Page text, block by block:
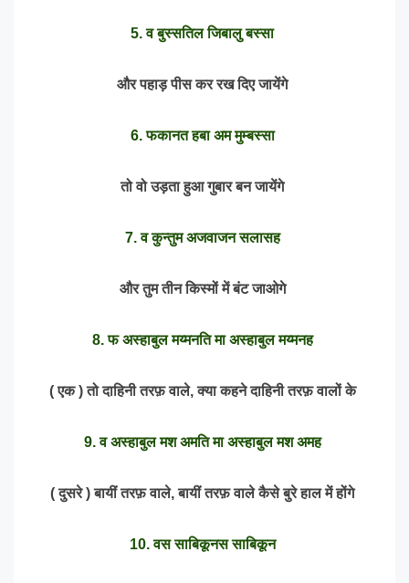
5. व बुस्सतिल जिबालु बस्सा
और पहाड़ पीस कर रख दिए जायेंगे
6. फकानत हबा अम मुम्बस्सा
तो वो उड़ता हुआ गुबार बन जायेंगे
7. व कुन्तुम अजवाजन सलासह
और तुम तीन किस्मों में बंट जाओगे
8. फ अस्हाबुल मय्मनति मा अस्हाबुल मय्मनह
( एक ) तो दाहिनी तरफ़ वाले, क्या कहने दाहिनी तरफ़ वालों के
9. व अस्हाबुल मश अमति मा अस्हाबुल मश अमह
( दुसरे ) बायीं तरफ़ वाले, बायीं तरफ़ वाले कैसे बुरे हाल में होंगे
10. वस साबिकूनस साबिकून